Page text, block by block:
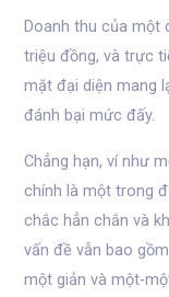
Doanh thu của một
triệu đồng, và trực
mặt đại diện mang
đánh bại mức đấy.
Chẳng hạn, ví như
chính là một trong
chắc hẳn chắn và
vấn đề vẫn bao
một giản và một-